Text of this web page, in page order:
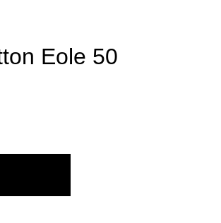
Eole 50